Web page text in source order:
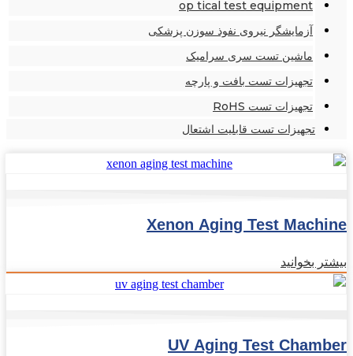
op tical test equipment
آزمایشگر نیروی نفوذ سوزن پزشکی
ماشین تست سری سرامیک
تجهیزات تست بافت و پارچه
تجهیزات تست RoHS
تجهیزات تست قابلیت اشتعال
Xenon Aging Test Machine
بیشتر بخوانید
UV Aging Test Chamber